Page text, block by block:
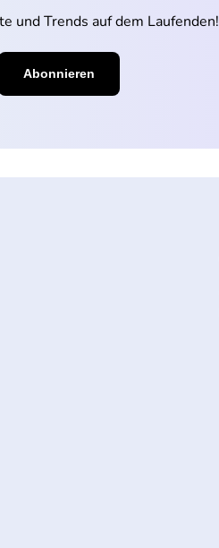
und Trends auf dem Laufenden!